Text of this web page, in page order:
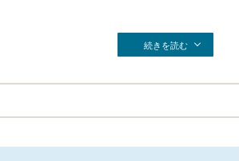
続きを読む